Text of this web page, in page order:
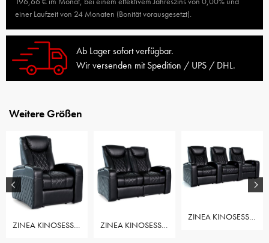
einer Laufzeit von 24 Monaten (Bonität vorausgesetzt).
Ab Lager sofort verfügbar.
Wir versenden mit Spedition / UPS / DHL.
Weitere Größen
ZINEA KINOSESSEL EMPEROR - 1 SITZER - PREMIUMLEDER - ELEKTRISCH VERSTELLBAR - LED BECHERHALTER - AMBIENTEBELEUCHTUNG - ELEKTRISCHE LENDENWIRBELSTÜTZE - VERSTELLBARE KOPFSTÜTZE - SOFORT LIEFERBAR ZINEA KINOSESSEL EMPEROR - 2 SITZER LOVESEAT - PREMIUMLEDER - ELEKTRISCH VERSTELLBAR - LED BECHERHALTER - AMBIENTEBELEUCHTUNG - ELEKTRISCHE LENDENWIRBELSTÜTZE - VERSTELLBARE KOPFSTÜTZE - SOFORT LIEFERBAR
ZINEA KINOSESSEL EMPEROR - 3 SITZER - PREMIUMLEDER - ELEKTRISCH VERSTELLBAR - LED BECHERHALTER - AMBIENTEBELEUCHTUNG - ELEKTRISCHE LENDENWIRBELSTÜTZE - VERSTELLBARE KOPFSTÜTZE - SOFORT LIEFERBAR